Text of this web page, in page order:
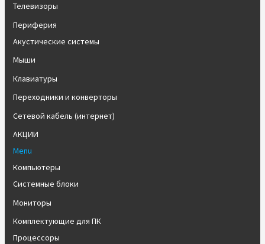
Телевизоры
Периферия
Акустические системы
Мыши
Клавиатуры
Переходники и конверторы
Сетевой кабель (интернет)
АКЦИИ
Menu
Компьютеры
Системные блоки
Мониторы
Комплектующие для ПК
Процессоры